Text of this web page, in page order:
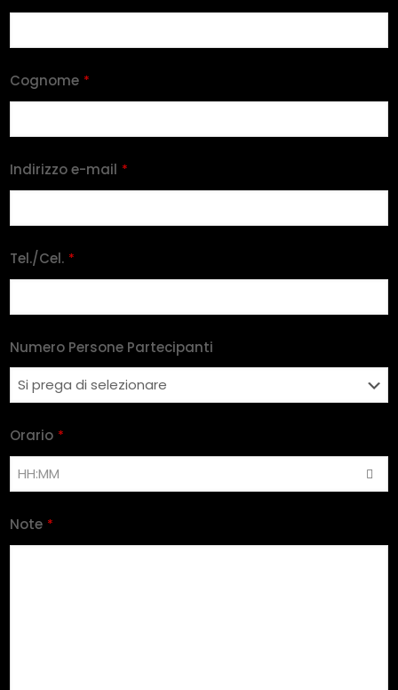
Cognome *
Indirizzo e-mail *
Tel./Cel. *
Numero Persone Partecipanti
Orario *
Note *